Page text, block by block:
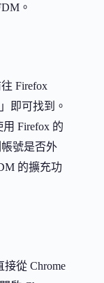
。
Firefox
即可找到。
Firefox 的
號是否外
的擴充功
接從 Chrome